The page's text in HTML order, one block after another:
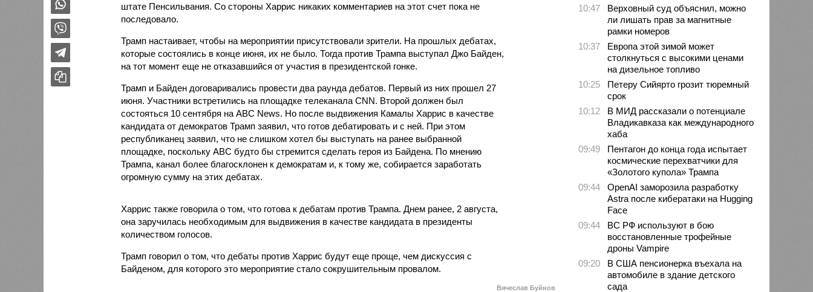
штате Пенсильвания. Со стороны Харрис никаких комментариев на этот счет пока не
последовало.
Трамп настаивает, чтобы на мероприятии присутствовали зрители. На прошлых дебатах,
которые состоялись в конце июня, их не было. Тогда против Трампа выступал Джо Байден,
на тот момент еще не отказавшийся от участия в президентской гонке.
Трамп и Байден договаривались провести два раунда дебатов. Первый из них прошел 27
июня. Участники встретились на площадке телеканала CNN. Второй должен был
состояться 10 сентября на ABC News. Но после выдвижения Камалы Харрис в качестве
кандидата от демократов Трамп заявил, что готов дебатировать и с ней. При этом
республиканец заявил, что не слишком хотел бы выступать на ранее выбранной
площадке, поскольку ABC будто бы стремится сделать героя из Байдена. По мнению
Трампа, канал более благосклонен к демократам и, к тому же, собирается заработать
огромную сумму на этих дебатах.
Харрис также говорила о том, что готова к дебатам против Трампа. Днем ранее, 2 августа,
она заручилась необходимым для выдвижения в качестве кандидата в президенты
количеством голосов.
Трамп говорил о том, что дебаты против Харрис будут еще проще, чем дискуссия с
Байденом, для которого это мероприятие стало сокрушительным провалом.
Вячеслав Буйнов
10:47
Верховный суд объяснил, можно
ли лишать прав за магнитные
рамки номеров
10:37
Европа этой зимой может
столкнуться с высокими ценами
на дизельное топливо
10:25
Петеру Сийярто грозит тюремный
срок
10:12
В МИД рассказали о потенциале
Владикавказа как международного
хаба
09:49
Пентагон до конца года испытает
космические перехватчики для
«Золотого купола» Трампа
09:44
OpenAI заморозила разработку
Astra после кибератаки на Hugging
Face
09:44
ВС РФ используют в бою
восстановленные трофейные
дроны Vampire
09:20
В США пенсионерка въехала на
автомобиле в здание детского
сада